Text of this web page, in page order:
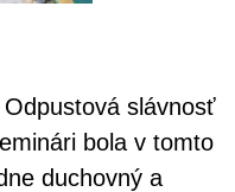
slávnosť
bola v tomto
duchovný a